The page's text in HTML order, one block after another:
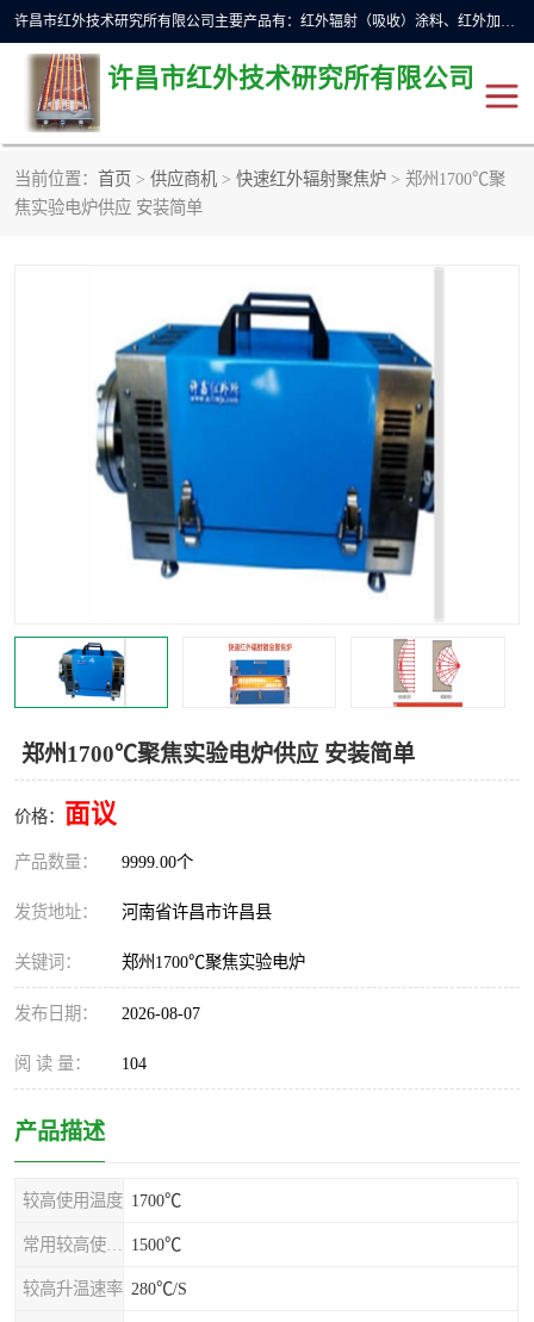
许昌市红外技术研究所有限公司主要产品有：红外辐射（吸收）涂料、红外加热元件、红外辐射加热模块（板）、红外辐射加热炉（箱）、快速红外辐射加热器、系列高端红外加热实验设备、系列红外加热控制器等。
许昌市红外技术研究所有限公司
当前位置： 首页 > 供应商机 > 快速红外辐射聚焦炉 > 郑州1700℃聚
焦实验电炉供应 安装简单
郑州1700℃聚焦实验电炉供应 安装简单
价格： 面议
产品数量： 9999.00个
发货地址： 河南省许昌市许昌县
关键词： 郑州1700℃聚焦实验电炉
发布日期： 2026-08-07
阅 读 量： 104
产品描述
较高使用温度 1700℃
1500℃
较高升温速率 280℃/S
红外加热设备
红外辐射加热模块 定制红外加热实验设备
红外加热元件 红外辐射吸收涂料
高端红外加热实验设备
高温涂料 红外加热控制器
热环境试验设备
快速红外辐射聚焦炉